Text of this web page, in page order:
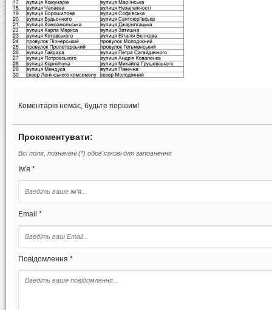
Коментарів немає, будьте першим!
Прокоментувати:
Всі поля, позначені (*) обов'язкові для заповнення
Ім'я *
Email *
Повідомлення *